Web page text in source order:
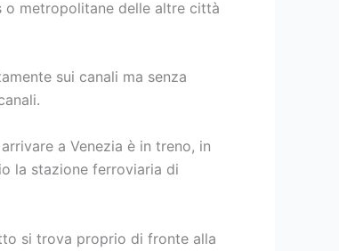
o metropolitane delle altre città
sui canali ma senza
a Venezia è in treno, in
la stazione ferroviaria di
si trova proprio di fronte alla